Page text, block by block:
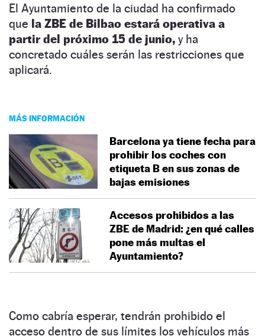
El Ayuntamiento de la ciudad ha confirmado
que la ZBE de Bilbao estará operativa a
partir del próximo 15 de junio, y ha
concretado cuáles serán las restricciones que
aplicará.
MÁS INFORMACIÓN
Barcelona ya tiene fecha para
prohibir los coches con
etiqueta B en sus zonas de
bajas emisiones
Accesos prohibidos a las
ZBE de Madrid: ¿en qué calles
pone más multas el
Ayuntamiento?
Como cabría esperar, tendrán prohibido el
acceso dentro de sus límites los vehículos más